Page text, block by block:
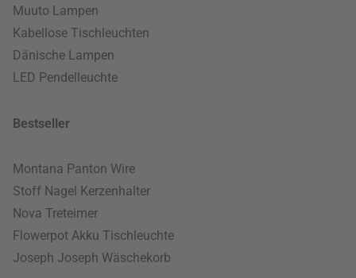
Muuto Lampen
Kabellose Tischleuchten
Dänische Lampen
LED Pendelleuchte
Bestseller
Montana Panton Wire
Stoff Nagel Kerzenhalter
Nova Treteimer
Flowerpot Akku Tischleuchte
Joseph Joseph Wäschekorb